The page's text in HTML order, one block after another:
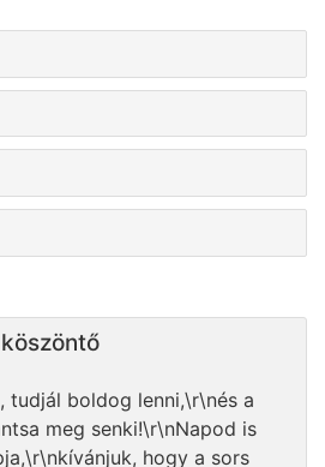
tudjál boldog lenni,\r\nés a
meg senki!\r\nNapod is
hogy a sors